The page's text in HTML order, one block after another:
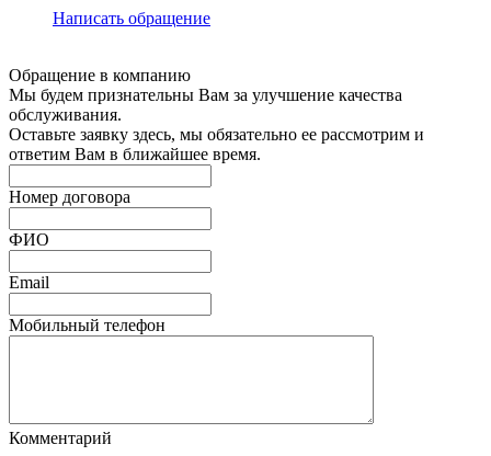
Написать обращение
Обращение в компанию
Мы будем признательны Вам за улучшение качества
обслуживания.
Оставьте заявку здесь, мы обязательно ее рассмотрим и
ответим Вам в ближайшее время.
Номер договора
ФИО
Email
Мобильный телефон
Комментарий